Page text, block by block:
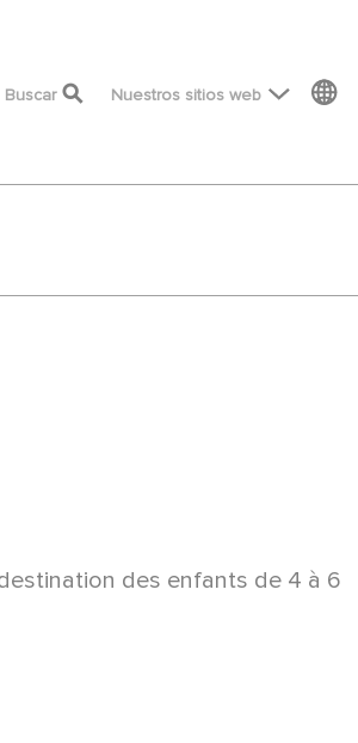
top menu
Buscar Nuestros sitios web
des enfants de 4 à 6